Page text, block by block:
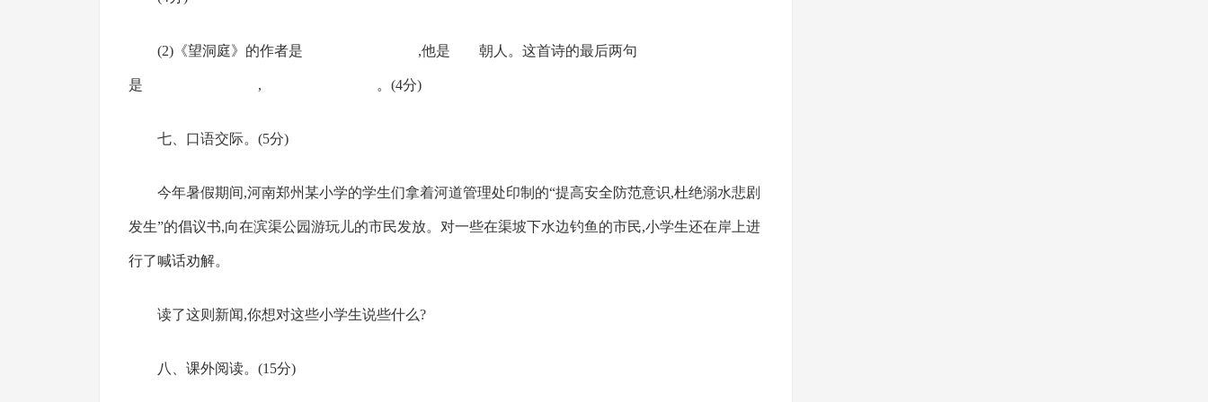
(2)《望洞庭》的作者是 ,他是 朝人。这首诗的最后两句
是 , 。(4分)
七、口语交际。(5分)
今年暑假期间,河南郑州某小学的学生们拿着河道管理处印制的“提高安全防范意识,杜绝溺水悲剧
发生”的倡议书,向在滨渠公园游玩儿的市民发放。对一些在渠坡下水边钓鱼的市民,小学生还在岸上进
行了喊话劝解。
读了这则新闻,你想对这些小学生说些什么?
八、课外阅读。(15分)